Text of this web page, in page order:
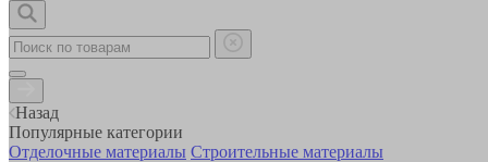
Назад
Популярные категории
Отделочные материалы Строительные материалы